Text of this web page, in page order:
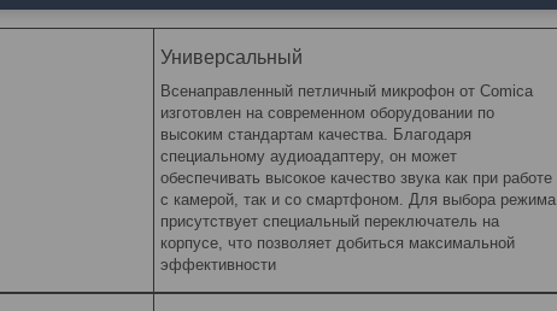
Универсальный
Всенаправленный петличный микрофон от Comica
изготовлен на современном оборудовании по
высоким стандартам качества. Благодаря
специальному аудиоадаптеру, он может
обеспечивать высокое качество звука как при работе
с камерой, так и со смартфоном. Для выбора режима
присутствует специальный переключатель на
корпусе, что позволяет добиться максимальной
эффективности